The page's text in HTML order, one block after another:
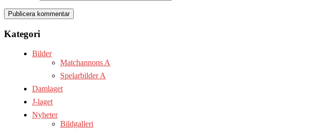
Kategori
Bilder
Matchannons A
Spelarbilder A
Damlaget
J-laget
Nyheter
Bildgalleri